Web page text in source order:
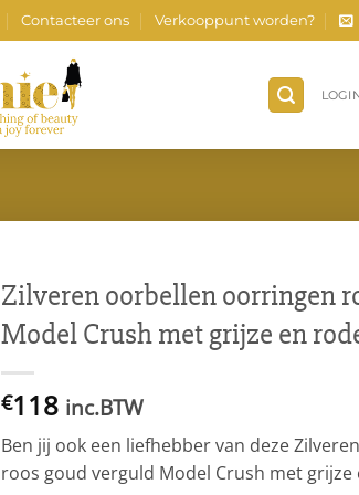
Contacteer ons Verkooppunt worden?
Zilveren oorbellen oorringen
Model Crush met grijze en
€118 inc.BTW
Ben jij ook een liefhebber van deze
roos goud verguld Model Crush met grijze